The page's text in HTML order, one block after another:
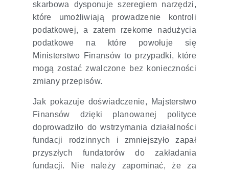
skarbowa dysponuje szeregiem narzędzi,
które umożliwiają prowadzenie kontroli
podatkowej, a zatem rzekome nadużycia
podatkowe na które powołuje się
Ministerstwo Finansów to przypadki, które
mogą zostać zwalczone bez konieczności
zmiany przepisów.
Jak pokazuje doświadczenie, Majsterstwo
Finansów dzięki planowanej polityce
doprowadziło do wstrzymania działalności
fundacji rodzinnych i zmniejszyło zapał
przyszłych fundatorów do zakładania
fundacji. Nie należy zapominać, że za